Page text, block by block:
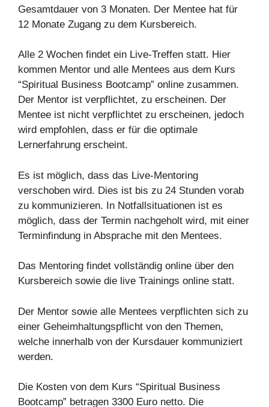
Gesamtdauer von 3 Monaten. Der Mentee hat für
12 Monate Zugang zu dem Kursbereich.
Alle 2 Wochen findet ein Live-Treffen statt. Hier
kommen Mentor und alle Mentees aus dem Kurs
“Spiritual Business Bootcamp” online zusammen.
Der Mentor ist verpflichtet, zu erscheinen. Der
Mentee ist nicht verpflichtet zu erscheinen, jedoch
wird empfohlen, dass er für die optimale
Lernerfahrung erscheint.
Es ist möglich, dass das Live-Mentoring
verschoben wird. Dies ist bis zu 24 Stunden vorab
zu kommunizieren. In Notfallsituationen ist es
möglich, dass der Termin nachgeholt wird, mit einer
Terminfindung in Absprache mit den Mentees.
Das Mentoring findet vollständig online über den
Kursbereich sowie die live Trainings online statt.
Der Mentor sowie alle Mentees verpflichten sich zu
einer Geheimhaltungspflicht von den Themen,
welche innerhalb von der Kursdauer kommuniziert
werden.
Die Kosten von dem Kurs “Spiritual Business
Bootcamp” betragen 3300 Euro netto. Die